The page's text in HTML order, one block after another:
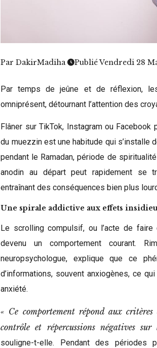
ParDakirMadiha Publié Vendredi 28
Par temps de jeûne et de réflexion,
omniprésent, détournant l’attention des
Flâner sur TikTok, Instagram ou
du muezzin est une habitude qui s’installe
pendant le Ramadan, période de
anodin au départ peut rapidement se
entraînant des conséquences bien plus
Une spirale addictive aux effets
Le scrolling compulsif, ou l’acte de
devenu un comportement courant.
neuropsychologue, explique que ce
d’informations, souvent anxiogènes, ce
anxiété.
« Ce comportement répond aux
contrôle et répercussions négatives
souligne-t-elle. Pendant des périodes